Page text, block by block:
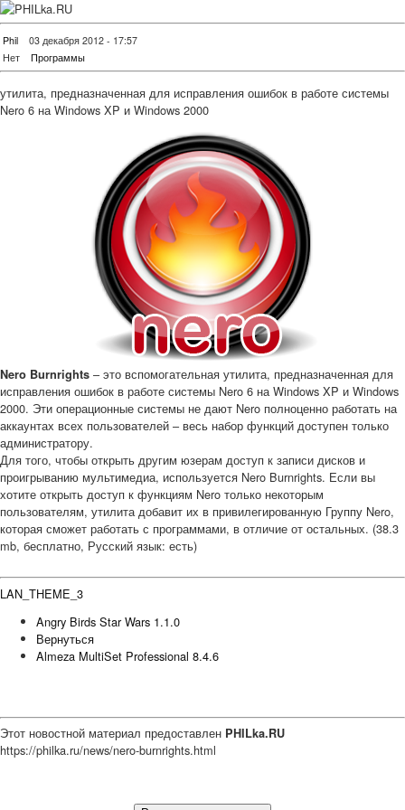
Phil
03 декабря 2012 - 17:57
Нет
Программы
утилита, предназначенная для исправления ошибок в работе системы
Nero 6 на Windows XP и Windows 2000
Nero Burnrights – это вспомогательная утилита, предназначенная для
исправления ошибок в работе системы Nero 6 на Windows XP и Windows
2000. Эти операционные системы не дают Nero полноценно работать на
аккаунтах всех пользователей – весь набор функций доступен только
администратору.
Для того, чтобы открыть другим юзерам доступ к записи дисков и
проигрыванию мультимедиа, используется Nero Burnrights. Если вы
хотите открыть доступ к функциям Nero только некоторым
пользователям, утилита добавит их в привилегированную Группу Nero,
которая сможет работать с программами, в отличие от остальных. (38.3
mb, бесплатно, Русский язык: есть)
LAN_THEME_3
Angry Birds Star Wars 1.1.0
Вернуться
Almeza MultiSet Professional 8.4.6
Этот новостной материал предоставлен PHILka.RU
https://philka.ru/news/nero-burnrights.html